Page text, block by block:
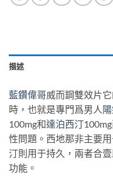
描述
藍鑽偉哥威而鋼雙效片
時，也就是專門爲男人
100mg和達泊西汀
性問題。西地那非主要
汀則用于持久，兩者合
功能。